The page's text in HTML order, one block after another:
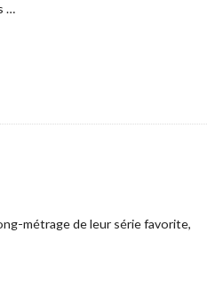
…
métrage de leur série favorite,